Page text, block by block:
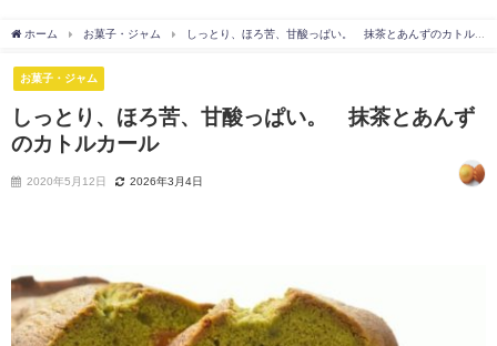
ホーム お菓子・ジャム しっとり、ほろ苦、甘酸っぱい。 抹茶とあんずのカトルカ
お菓子・ジャム
しっとり、ほろ苦、甘酸っぱい。 抹茶とあんず
のカトルカール
2020年5月12日 2026年3月4日